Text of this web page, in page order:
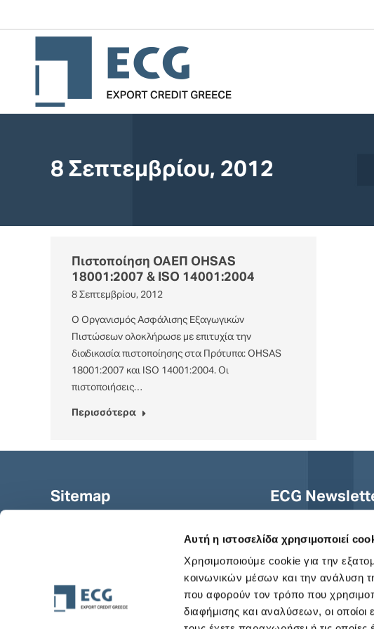
Αυτή η ιστοσελίδα χρησιμοποιεί
Χρησιμοποιούμε cookie για την
κοινωνικών μέσων και την ανάλυση
που αφορούν τον τρόπο που
διαφήμισης και αναλύσεων, οι
8 Σεπτεμβρίου, 2012
You are here:
Πιστοποίηση ΟΑΕΠ OHSAS
18001:2007 & ISO 14001:2004
8 Σεπτεμβρίου, 2012
Ο Οργανισμός Ασφάλισης Εξαγωγικών
Πιστώσεων ολοκλήρωσε με επιτυχία την
διαδικασία πιστοποίησης στα Πρότυπα: OHSAS
18001:2007 και ISO 14001:2004. Οι
πιστοποιήσεις…
Περισσότερα
Sitemap
Προϊόντα
Ενημέρωση
ECG
Συμφωνώ με τους όρους